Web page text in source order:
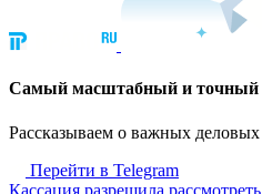
Cамый масштабный и точный
Рассказываем о важных
Перейти в Telegram
Кассация разрешила